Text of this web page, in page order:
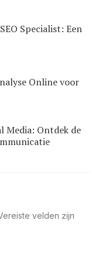
Specialist: Een
Online voor
Media: Ontdek de
velden zijn